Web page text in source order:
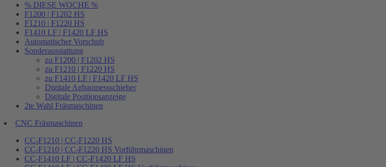
% DIESE WOCHE %
F1200 | F1202 HS
F1210 | F1220 HS
F1410 LF | F1420 LF HS
Automatischer Vorschub
Sonderausstattung
zu F1200 | F1202 HS
zu F1210 | F1220 HS
zu F1410 LF | F1420 LF HS
Digitale Anbaumessschieber
Digitale Positionsanzeige
2te Wahl Fräsmaschinen
CNC Fräsmaschinen
CC-F1210 | CC-F1220 HS
CC-F1210 | CC-F1220 HS Vorführmaschinen
CC-F1410 LF | CC-F1420 LF HS